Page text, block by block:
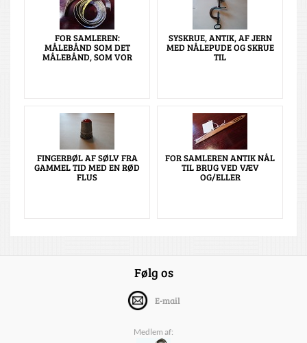
FOR SAMLEREN:
MÅLEBÅND SOM DET
MÅLEBÅND, SOM VOR
SYSKRUE, ANTIK, AF JERN
MED NÅLEPUDE OG SKRUE
TIL
FINGERBØL AF SØLV FRA
GAMMEL TID MED EN RØD
FLUS
FOR SAMLEREN ANTIK NÅL
TIL BRUG VED VÆV
OG/ELLER
Følg os
E-mail
Medlem af: